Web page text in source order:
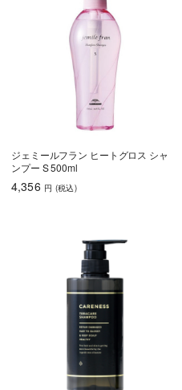
ジェミールフラン ヒートグロス シャ
ンプー S 500ml
4,356 円 (税込)